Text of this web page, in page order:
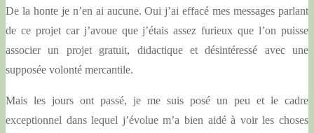
De la honte je n’en ai aucune. Oui j’ai effacé mes messages parlant
de ce projet car j’avoue que j’étais assez furieux que l’on puisse
associer un projet gratuit, didactique et désintéressé avec une
supposée volonté mercantile.
Mais les jours ont passé, je me suis posé un peu et le cadre
exceptionnel dans lequel j’évolue m’a bien aidé à voir les choses